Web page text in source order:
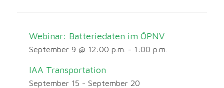
Webinar: Batteriedaten im ÖPNV
September 9 @ 12:00 p.m. - 1:00 p.m.
IAA Transportation
September 15 - September 20